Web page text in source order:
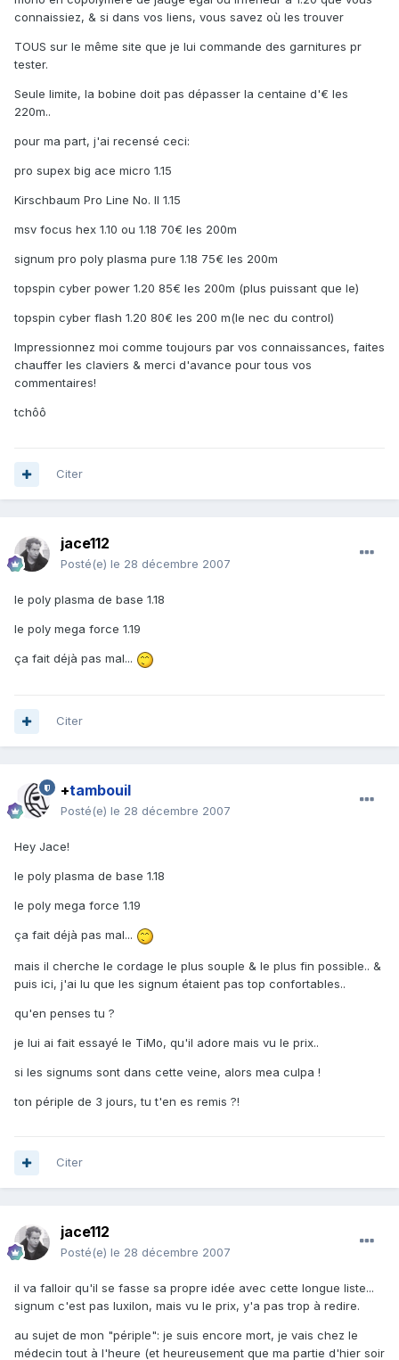
connaissiez, & si dans vos liens, vous savez où les trouver
TOUS sur le même site que je lui commande des garnitures pr
tester.
Seule limite, la bobine doit pas dépasser la centaine d'€ les
220m..
pour ma part, j'ai recensé ceci:
pro supex big ace micro 1.15
Kirschbaum Pro Line No. II 1.15
msv focus hex 1.10 ou 1.18 70€ les 200m
signum pro poly plasma pure 1.18 75€ les 200m
topspin cyber power 1.20 85€ les 200m (plus puissant que le)
topspin cyber flash 1.20 80€ les 200 m(le nec du control)
Impressionnez moi comme toujours par vos connaissances, faites
chauffer les claviers & merci d'avance pour tous vos
commentaires!
tchôô
Citer
jace112
Posté(e) le 28 décembre 2007
le poly plasma de base 1.18
le poly mega force 1.19
ça fait déjà pas mal...
Citer
+tambouil
Posté(e) le 28 décembre 2007
Hey Jace!
le poly plasma de base 1.18
le poly mega force 1.19
ça fait déjà pas mal...
mais il cherche le cordage le plus souple & le plus fin possible.. &
puis ici, j'ai lu que les signum étaient pas top confortables..
qu'en penses tu ?
je lui ai fait essayé le TiMo, qu'il adore mais vu le prix..
si les signums sont dans cette veine, alors mea culpa !
ton périple de 3 jours, tu t'en es remis ?!
Citer
jace112
Posté(e) le 28 décembre 2007
il va falloir qu'il se fasse sa propre idée avec cette longue liste...
signum c'est pas luxilon, mais vu le prix, y'a pas trop à redire.
au sujet de mon "périple": je suis encore mort, je vais chez le
médecin tout à l'heure (et heureusement que ma partie d'hier soir